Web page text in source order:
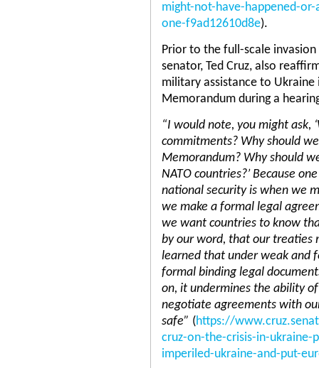
might-not-have-happened-
one-f9ad12610d8e).
Prior to the full-scale
senator, Ted Cruz, also
military assistance to
Memorandum during a
“I would note, you might ask,
commitments? Why should
Memorandum? Why should
NATO countries?’ Because
national security is when we
we make a formal legal
we want countries to know
by our word, that our treaties
learned that under weak and
formal binding legal
on, it undermines the ability
negotiate agreements with
safe” (https://
cruz-on-the-crisis-in-ukraine-
imperiled-ukraine-and-put-